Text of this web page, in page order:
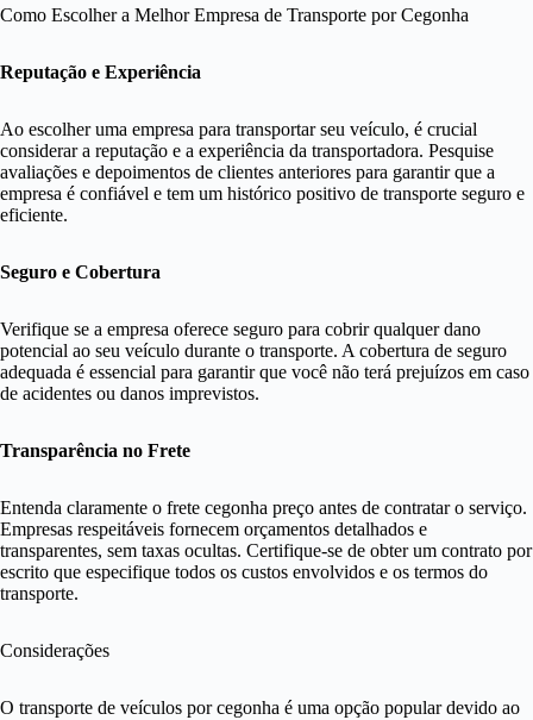
Como Escolher a Melhor Empresa de Transporte por Cegonha
Reputação e Experiência
Ao escolher uma empresa para transportar seu veículo, é crucial
considerar a reputação e a experiência da transportadora. Pesquise
avaliações e depoimentos de clientes anteriores para garantir que a
empresa é confiável e tem um histórico positivo de transporte seguro e
eficiente.
Seguro e Cobertura
Verifique se a empresa oferece seguro para cobrir qualquer dano
potencial ao seu veículo durante o transporte. A cobertura de seguro
adequada é essencial para garantir que você não terá prejuízos em caso
de acidentes ou danos imprevistos.
Transparência no Frete
Entenda claramente o frete cegonha preço antes de contratar o serviço.
Empresas respeitáveis fornecem orçamentos detalhados e
transparentes, sem taxas ocultas. Certifique-se de obter um contrato por
escrito que especifique todos os custos envolvidos e os termos do
transporte.
Considerações
O transporte de veículos por cegonha é uma opção popular devido ao